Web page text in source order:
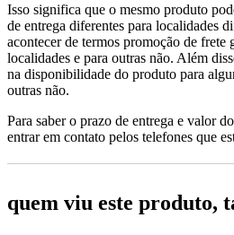
Isso significa que o mesmo produto
de entrega diferentes para localidades
acontecer de termos promoção de frete
localidades e para outras não. Além
na disponibilidade do produto para
outras não.
Para saber o prazo de entrega e valor
entrar em contato pelos telefones que
quem viu este produto,